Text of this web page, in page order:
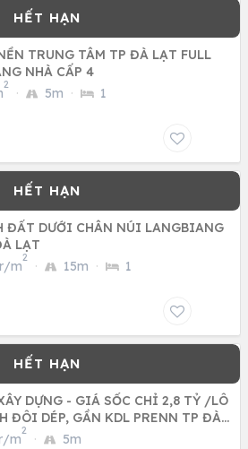
NHÀ CẤP 4
2
· 5m · 1
CHÂN NÚI LANGBIANG
TẠI ĐÀ LẠT
m
2
· 15m · 1
DỰNG - GIÁ SỐC CHỈ 2,8 TỶ /LÔ
ĐÔI DÉP, GẦN KDL PRENN TP ĐÀ
m
2
· 5m